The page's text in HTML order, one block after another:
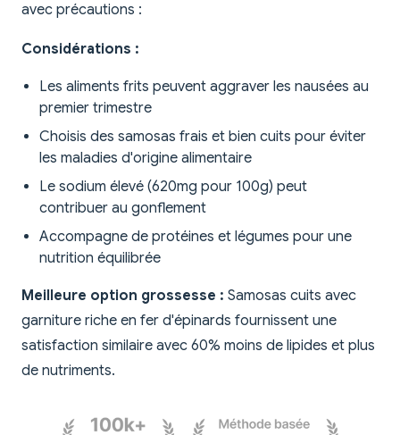
avec précautions :
Considérations :
Les aliments frits peuvent aggraver les nausées au
premier trimestre
Choisis des samosas frais et bien cuits pour éviter
les maladies d'origine alimentaire
Le sodium élevé (620mg pour 100g) peut
contribuer au gonflement
Accompagne de protéines et légumes pour une
nutrition équilibrée
Meilleure option grossesse : Samosas cuits avec
garniture riche en fer d'épinards fournissent une
satisfaction similaire avec 60% moins de lipides et plus
de nutriments.